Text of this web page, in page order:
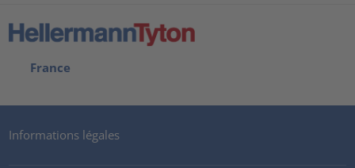
France
Informations légales